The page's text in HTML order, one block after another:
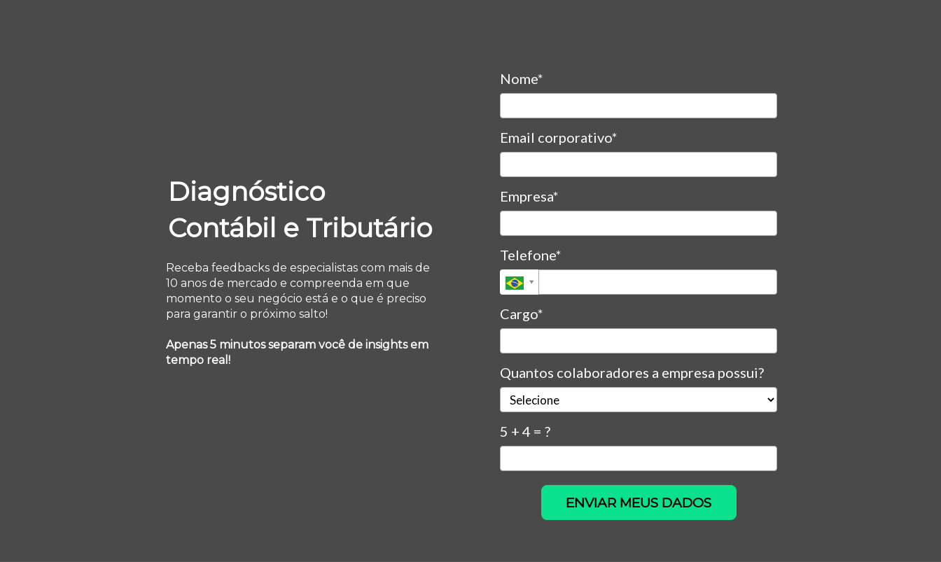
Diagnóstico
Contábil e Tributário
Receba feedbacks de especialistas com mais de
10 anos de mercado e compreenda em que
momento o seu negócio está e o que é preciso
para garantir o próximo salto!
Apenas 5 minutos separam você de insights em
tempo real!
Nome*
Email corporativo*
Empresa*
Telefone*
Cargo*
Quantos colaboradores a empresa possui?
5 + 4 = ?
ENVIAR MEUS DADOS